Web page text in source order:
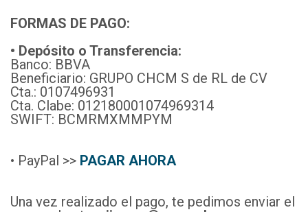
FORMAS DE PAGO:
• Depósito o Transferencia:
Banco: BBVA
Beneficiario: GRUPO CHCM S de RL de CV
Cta.: 0107496931
Cta. Clabe: 012180001074969314
SWIFT: BCMRMXMMPYM
• PayPal >> PAGAR AHORA
Una vez realizado el pago, te pedimos enviar el